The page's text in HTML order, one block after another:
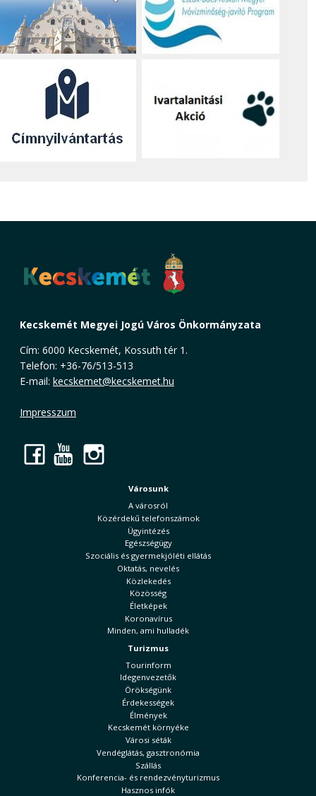
Kecskemét Megyei Jogú Város Önkormányzata
Cím: 6000 Kecskemét, Kossuth tér 1.
Telefon: +36-76/513-513
E-mail: kecskemet@kecskemet.hu
Impresszum
Facebook
YouTube
Városunk
A városról
Közérdekű telefonszámok
Ügyintézés
Egészségügy
Szociális és gyermekjóléti ellátás
Oktatás, nevelés
Közlekedés
Közösség
Életképek
Koronavírus
Minden, ami hulladék
Turizmus
Tourinform
Idegenvezetők
Örökségünk
Érdekességek
Élmények
Kecskemét környéke
Városi séták
Vendéglátás, gasztronómia
Szállás
Konferencia- és rendezvényturizmus
Hasznos infók